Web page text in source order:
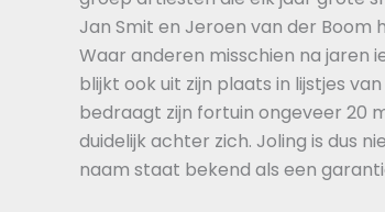
Jan Smit en Jeroen van der
Waar anderen misschien na jaren
blijkt ook uit zijn plaats in lijstjes
bedraagt zijn fortuin ongeveer 20
duidelijk achter zich. Joling is dus
naam staat bekend als een